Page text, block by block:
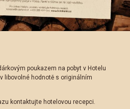
poukazem na pobyt v Hotelu
libovolné hodnotě s originálním
kontaktujte hotelovou recepci.